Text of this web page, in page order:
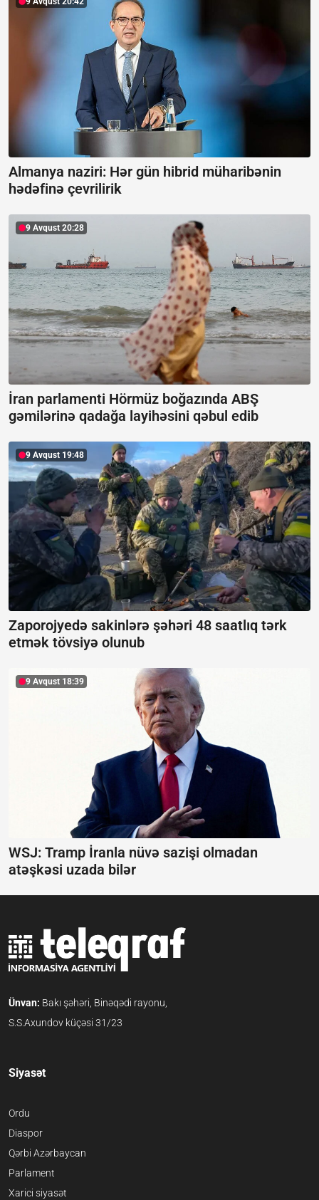
Almanya naziri: Hər gün hibrid müharibənin
hədəfinə çevrilirik
9 Avqust 20:28
İran parlamenti Hörmüz boğazında ABŞ
gəmilərinə qadağa layihəsini qəbul edib
9 Avqust 19:48
Zaporojyedə sakinlərə şəhəri 48 saatlıq tərk
etmək tövsiyə olunub
9 Avqust 18:39
WSJ: Tramp İranla nüvə sazişi olmadan
atəşkəsi uzada bilər
Ünvan: Bakı şəhəri, Binəqədi rayonu,
S.S.Axundov küçəsi 31/23
Siyasət
Ordu
Diaspor
Qərbi Azərbaycan
Parlament
Xarici siyasət